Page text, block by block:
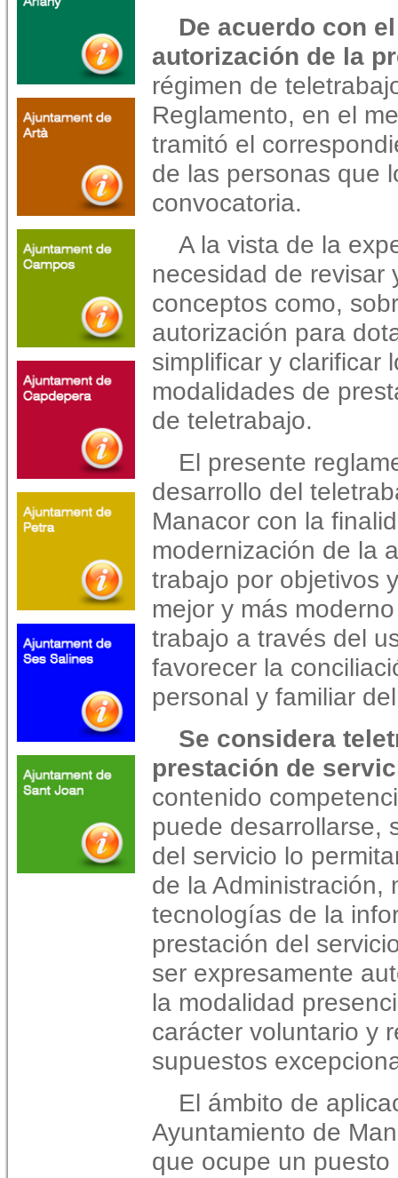
De acuerdo con
autorización de la
régimen de
Reglamento, en el
tramitó el
de las personas que
convocatoria.
A la vista de la
necesidad de revisar
conceptos como,
autorización para
simplificar y clarificar
modalidades de
de teletrabajo.
El presente
desarrollo del
Manacor con la
modernización de la
trabajo por objetivos
mejor y más
trabajo a través del
favorecer la
personal y familiar
Se considera
prestación de
contenido
puede desarrollarse,
del servicio lo
de la Administración,
tecnologías de la
prestación del
ser expresamente
la modalidad
carácter voluntario y
supuestos
El ámbito de
Ayuntamiento de
que ocupe un